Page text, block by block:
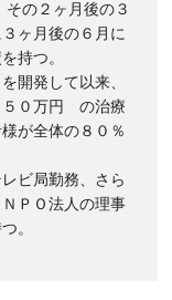
の２ヶ月後の３
ヶ月後の６月に
持つ。
開発して以来、
５０万円 の治療
が全体の８０％
ビ局勤務、さら
ＰＯ法人の理事
。